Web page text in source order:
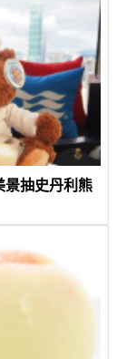
景抽史丹利熊